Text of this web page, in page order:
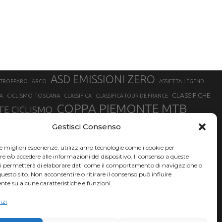
Gestisci Consenso
migliori esperienze, utilizziamo tecnologie come i cookie per
e/o accedere alle informazioni del dispositivo. Il consenso a queste
permetterà di elaborare dati come il comportamento di navigazione o
sito. Non acconsentire o ritirare il consenso può influire
su alcune caratteristiche e funzioni.
ARCO ASD EMISSIONI ZERO ASSIETTA LEGEND
CICLISMO TOSCANA CLASSIFICA CLASSIFICA TOUR DE FRANCE CLASSIFICHE
CICLISMO COPPA PIEMONTE MTB
FABIO ARU FIAB FINALE LIGURE
HERVÉ BARMASSE INSUBRIA BIKE FESTIVAL
LUCA BRAIDOT MARATHON BIKE DELLA BRIANZA
MATHIEU VAN DER POEL
TRIATHLON OLIMPICO